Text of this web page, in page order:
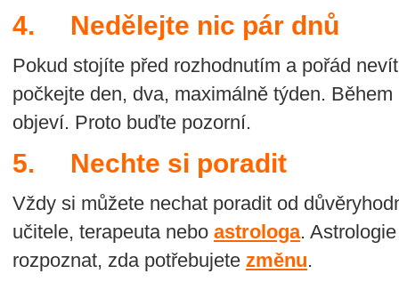
4. Nedělejte nic pár dnů
Pokud stojíte před rozhodnutím a pořád
počkejte den, dva, maximálně týden.
objeví. Proto buďte pozorní.
5. Nechte si poradit
Vždy si můžete nechat poradit od
učitele, terapeuta nebo astrologa.
rozpoznat, zda potřebujete změnu.